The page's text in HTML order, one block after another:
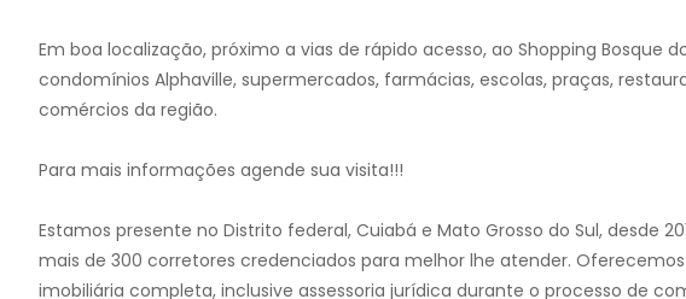
Em boa localização, próximo a vias de rápido acesso, ao Shopping Bosque
condomínios Alphaville, supermercados, farmácias, escolas, praças,
comércios da região.
Para mais informações agende sua visita!!!
Estamos presente no Distrito federal, Cuiabá e Mato Grosso do Sul, desde
mais de 300 corretores credenciados para melhor lhe atender.
imobiliária completa, inclusive assessoria jurídica durante o processo de